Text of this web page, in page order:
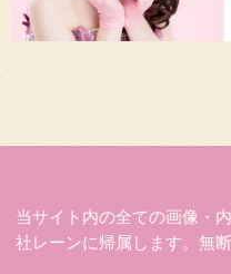
当サイト内の全ての画像・
社レーンに帰属します。無